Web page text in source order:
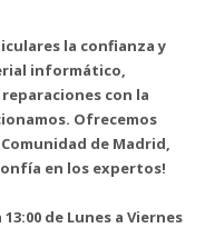
la confianza y
informático,
con la
Ofrecemos
de Madrid,
en los expertos!
de Lunes a Viernes